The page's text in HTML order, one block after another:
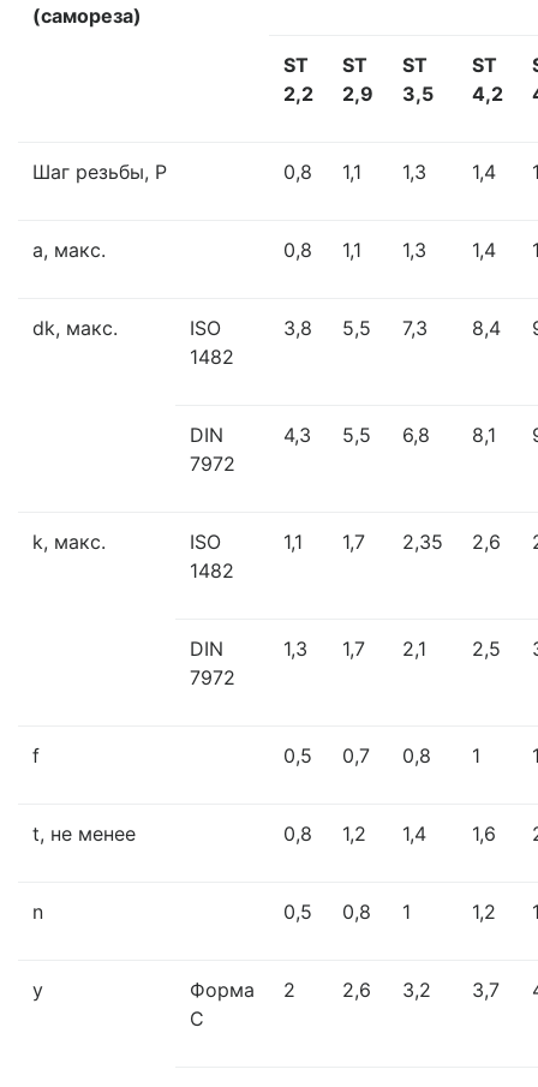
(самореза)
ST
2,2
ST
2,9
ST
3,5
ST
4,2
Шаг резьбы, P 0,8 1,1 1,3 1,4
a, макс. 0,8 1,1 1,3 1,4
dk, макс.
ISO
1482
3,8 5,5 7,3 8,4
DIN
7972
4,3 5,5 6,8 8,1
k, макс.
ISO
1482
1,1 1,7 2,35 2,6
DIN
7972
1,3 1,7 2,1 2,5
f 0,5 0,7 0,8 1
t, не менее 0,8 1,2 1,4 1,6
n 0,5 0,8 1 1,2
y
Форма
C
2 2,6 3,2 3,7